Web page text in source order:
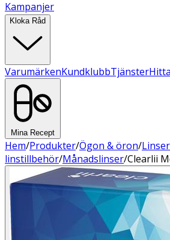
Kampanjer
Kloka Råd
VarumärkenKundklubbTjänster
Mina Recept
Hem/Produkter/Ögon & öron/
linstillbehör/Månadslinser/Clearlii